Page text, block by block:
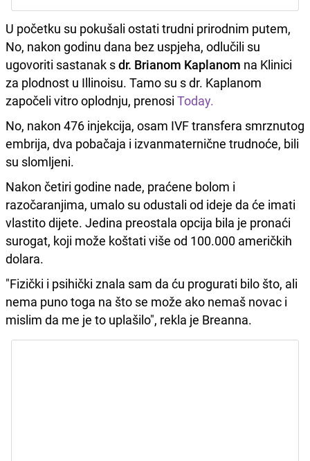
U početku su pokušali ostati trudni prirodnim putem,
No, nakon godinu dana bez uspjeha, odlučili su
ugovoriti sastanak sdr. Brianom Kaplanom na Klinici
za plodnost u Illinoisu. Tamo su s dr. Kaplanom
započeli vitro oplodnju, prenosi Today.
No, nakon 476 injekcija, osam IVF transfera smrznutog
embrija, dva pobačaja i izvanmaternične trudnoće, bili
su slomljeni.
Nakon četiri godine nade, praćene bolom i
razočaranjima, umalo su odustali od ideje da će imati
vlastito dijete. Jedina preostala opcija bila je pronaći
surogat, koji može koštati više od 100.000 američkih
dolara.
"Fizički i psihički znala sam da ću progurati bilo što, ali
nema puno toga na što se može ako nemaš novac i
mislim da me je to uplašilo", rekla je Breanna.